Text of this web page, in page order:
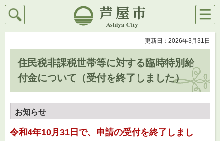
芦屋市
検索
メニ
ュー
更新日：2026年3月31日
住民税非課税世帯等に対する臨時特別給
付金について（受付を終了しました）
お知らせ
令和4年10月31日で、申請の受付を終了しまし